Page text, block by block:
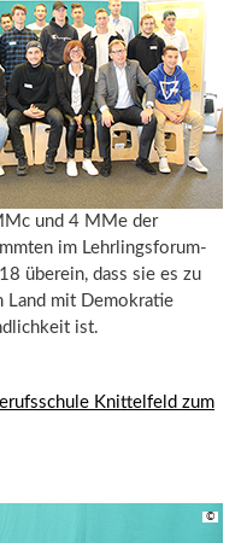
und 4 MMe der
im Lehrlingsforum-
überein, dass sie es zu
Land mit Demokratie
ist.
Knittelfeld zum
©
©
©
©
©
©
©
©